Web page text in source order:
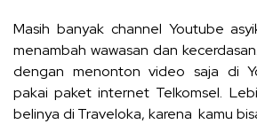
Masih banyak channel Youtube
menambah wawasan dan
dengan menonton video saja di
pakai paket internet Telkomsel.
belinya di Traveloka, karena kamu